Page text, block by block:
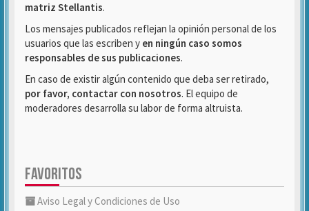
matriz Stellantis.
Los mensajes publicados reflejan la opinión personal de los
usuarios que las escriben y en ningún caso somos
responsables de sus publicaciones.
En caso de existir algún contenido que deba ser retirado,
por favor, contactar con nosotros. El equipo de
moderadores desarrolla su labor de forma altruista.
FAVORITOS
Aviso Legal y Condiciones de Uso